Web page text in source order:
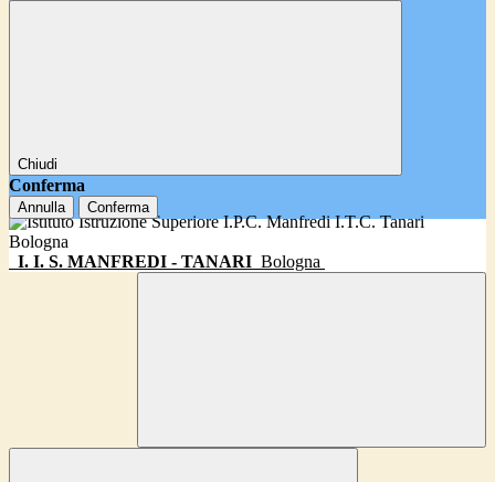
Chiudi
Conferma
Annulla Conferma
I. I. S. MANFREDI - TANARI Bologna